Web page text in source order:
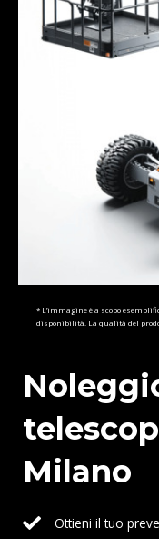
Milano
Ottieni il tuo
* L’immagine è a scopo
disponibilità. La qualità del